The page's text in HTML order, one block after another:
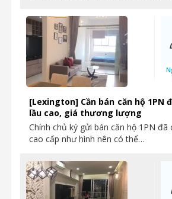
[Lexington] Cần bán căn hộ 1PN
lầu cao, giá thương lượng
Chính chủ ký gửi bán căn hộ 1PN đã
cao cấp như hình nên có thể…